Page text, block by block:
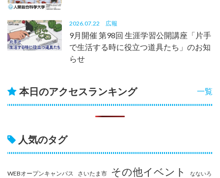
2026.07.22 広報
9月開催 第98回 生涯学習公開講座「片手
で生活する時に役立つ道具たち」のお知
らせ
一覧
本日のアクセスランキング
人気のタグ
WEBオープンキャンパス さいたま市 その他イベント
なないろ